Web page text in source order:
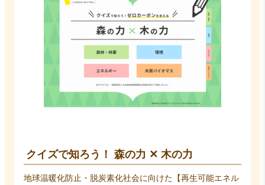
【再生可能エネル
木質バイオマス熱利用（温水）
ュアル